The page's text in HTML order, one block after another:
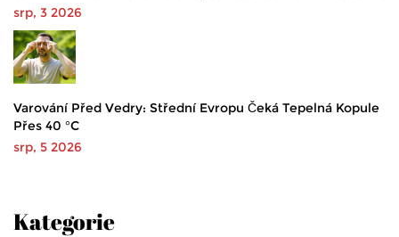
srp, 3 2026
Varování Před Vedry: Střední Evropu Čeká Tepelná Kopule
Přes 40 °C
srp, 5 2026
Kategorie